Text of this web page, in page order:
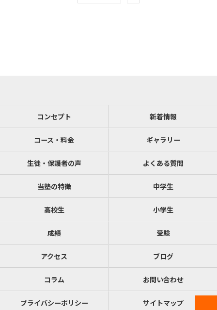
コンセプト 新着情報
コース・料金 ギャラリー
生徒・保護者の声 よくある質問
当塾の特徴 中学生
高校生 小学生
成績 受験
アクセス ブログ
コラム お問い合わせ
プライバシーポリシー サイトマップ